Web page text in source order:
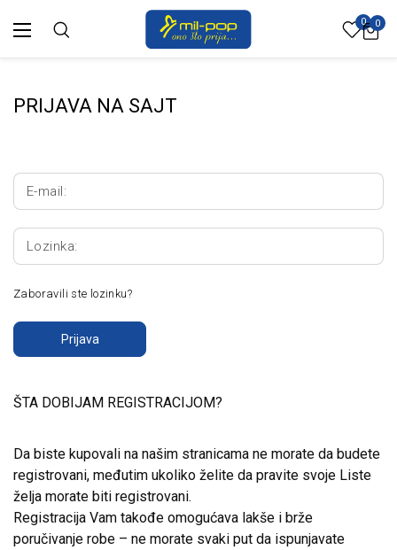
0 0
PRIJAVA NA SAJT
E-mail:
Lozinka:
Zaboravili ste lozinku?
Prijava
ŠTA DOBIJAM REGISTRACIJOM?
Da biste kupovali na našim stranicama ne morate da budete
registrovani, međutim ukoliko želite da pravite svoje Liste
želja morate biti registrovani.
Registracija Vam takođe omogućava lakše i brže
poručivanje robe – ne morate svaki put da ispunjavate